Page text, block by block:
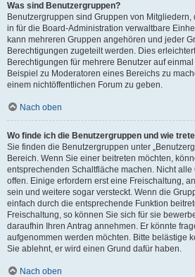
Was sind Benutzergruppen?
Benutzergruppen sind Gruppen von
in für die Board-Administration verwaltbare
kann mehreren Gruppen angehören und jeder
Berechtigungen zugeteilt werden. Dies
Berechtigungen für mehrere Benutzer auf
Beispiel zu Moderatoren eines Bereichs zu
einem nichtöffentlichen Forum zu geben.
Nach oben
Wo finde ich die Benutzergruppen und wie
Sie finden die Benutzergruppen unter
Bereich. Wenn Sie einer beitreten möchten,
entsprechenden Schaltfläche machen. Nicht
offen. Einige erfordern erst eine Freischaltung,
sein und weitere sogar versteckt. Wenn die
einfach durch die entsprechende Funktion
Freischaltung, so können Sie sich für sie
daraufhin Ihren Antrag annehmen. Er könnte
aufgenommen werden möchten. Bitte belästige
Sie ablehnt, er wird einen Grund dafür haben.
Nach oben